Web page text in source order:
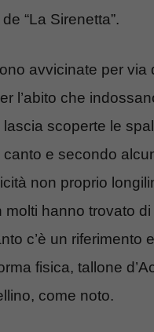
“La Sirenetta”.
avvicinate per via
l’abito che
scoperte le
canto e secondo
non proprio
molti hanno trovato di
c’è un riferimento
fisica, tallone
come noto.